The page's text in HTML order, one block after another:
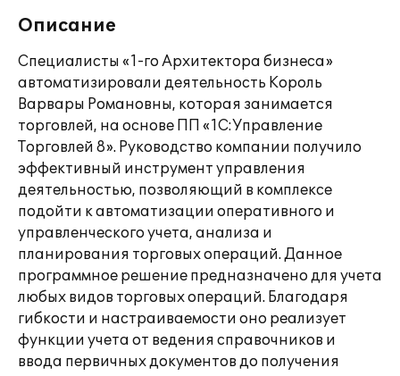
Описание
Специалисты «1-го Архитектора бизнеса»
автоматизировали деятельность Король
Варвары Романовны, которая занимается
торговлей, на основе ПП «1С:Управление
Торговлей 8». Руководство компании получило
эффективный инструмент управления
деятельностью, позволяющий в комплексе
подойти к автоматизации оперативного и
управленческого учета, анализа и
планирования торговых операций. Данное
программное решение предназначено для учета
любых видов торговых операций. Благодаря
гибкости и настраиваемости оно реализует
функции учета от ведения справочников и
ввода первичных документов до получения